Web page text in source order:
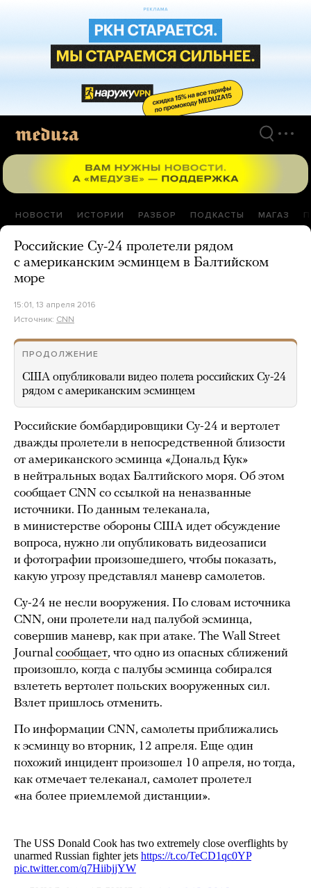
НОВОСТИ ИСТОРИИ РАЗБОР ПОДКАСТЫ МАГАЗ
Российские Су-24 пролетели рядом
с американским эсминцем в Балтийском
море
15:01, 13 апреля 2016
Источник: CNN
ПРОДОЛЖЕНИЕ
США опубликовали видео полета российских Су-24
рядом с американским эсминцем
Российские бомбардировщики Су-24 и вертолет
дважды пролетели в непосредственной близости
от американского эсминца «Дональд Кук»
в нейтральных водах Балтийского моря. Об этом
сообщает CNN со ссылкой на неназванные
источники. По данным телеканала,
в министерстве обороны США идет обсуждение
вопроса, нужно ли опубликовать видеозаписи
и фотографии произошедшего, чтобы показать,
какую угрозу представлял маневр самолетов.
Су-24 не несли вооружения. По словам источника
CNN, они пролетели над палубой эсминца,
совершив маневр, как при атаке. The Wall Street
Journal сообщает, что одно из опасных сближений
произошло, когда с палубы эсминца собирался
взлететь вертолет польских вооруженных сил.
Взлет пришлось отменить.
По информации CNN, самолеты приближались
к эсминцу во вторник, 12 апреля. Еще один
похожий инцидент произошел 10 апреля, но тогда,
как отмечает телеканал, самолет пролетел
«на более приемлемой дистанции».